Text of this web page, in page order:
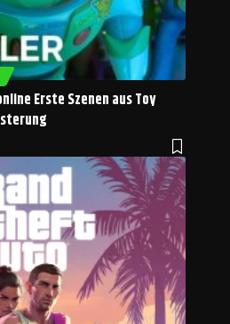
Erste Szenen aus Toy